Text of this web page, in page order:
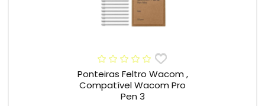
Ponteiras Feltro Wacom ,
Compatível Wacom Pro
Pen 3